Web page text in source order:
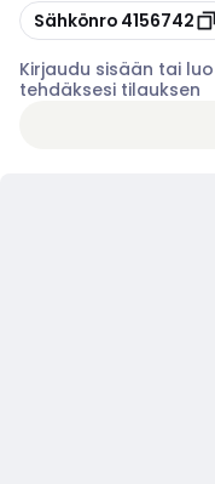
Kopioi
Sähkönro 4156742
Kirjaudu sisään tai
tehdäksesi tilauksen